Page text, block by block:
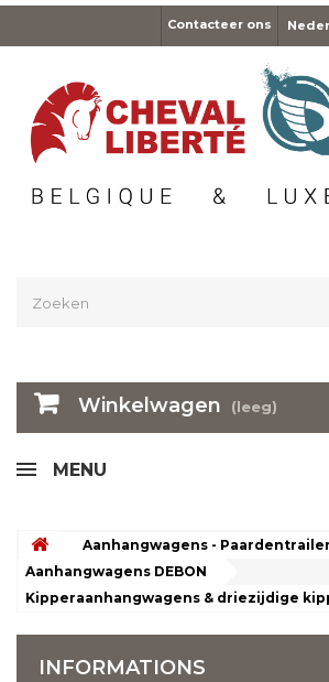
Contacteer ons
Winkelwagen (leeg)
MENU
Aanhangwagens -
Aanhangwagens DEBON
Kipperaanhangwagens & driezijdige
INFORMATIONS